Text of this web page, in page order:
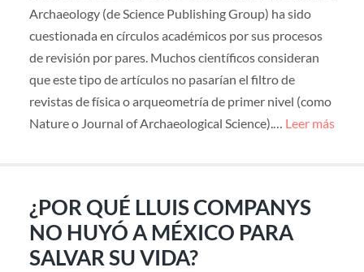
Archaeology (de Science Publishing Group) ha sido
cuestionada en círculos académicos por sus procesos
de revisión por pares. Muchos científicos consideran
que este tipo de artículos no pasarían el filtro de
revistas de física o arqueometría de primer nivel (como
Nature o Journal of Archaeological Science).… Leer más
¿POR QUÉ LLUIS COMPANYS
NO HUYÓ A MÉXICO PARA
SALVAR SU VIDA?